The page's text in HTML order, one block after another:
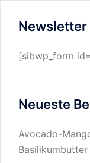
Newsletter
[sibwp_form
Neueste
Avocado-
Basilikumbutter